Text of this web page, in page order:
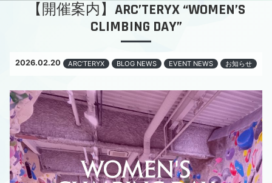
【開催案内】ARC’TERYX “WOMEN’S
CLIMBING DAY”
2026.02.20 ARC’TERYX BLOG NEWS EVENT NEWS お知らせ